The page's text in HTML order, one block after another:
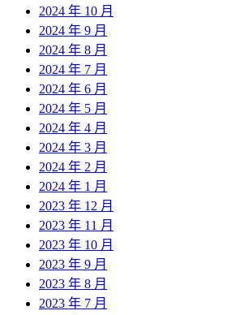
2024 年 10 月
2024 年 9 月
2024 年 8 月
2024 年 7 月
2024 年 6 月
2024 年 5 月
2024 年 4 月
2024 年 3 月
2024 年 2 月
2024 年 1 月
2023 年 12 月
2023 年 11 月
2023 年 10 月
2023 年 9 月
2023 年 8 月
2023 年 7 月